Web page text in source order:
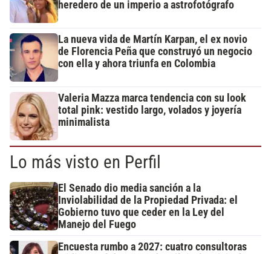
heredero de un imperio a astrofotógrafo
La nueva vida de Martín Karpan, el ex novio
de Florencia Peña que construyó un negocio
con ella y ahora triunfa en Colombia
Valeria Mazza marca tendencia con su look
total pink: vestido largo, volados y joyería
minimalista
Lo más visto en Perfil
El Senado dio media sanción a la
Inviolabilidad de la Propiedad Privada: el
Gobierno tuvo que ceder en la Ley del
Manejo del Fuego
Encuesta rumbo a 2027: cuatro consultoras